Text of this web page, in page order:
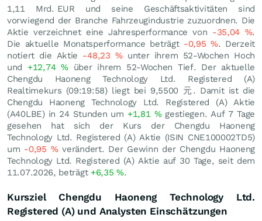
1,11 Mrd. EUR und seine Geschäftsaktivitäten sind
vorwiegend der Branche Fahrzeugindustrie zuzuordnen. Die
Aktie verzeichnet eine Jahresperformance von -35,04 %.
Die aktuelle Monatsperformance beträgt -0,95%. Derzeit
notiert die Aktie -48,23 %unter ihrem 52-Wochen Hoch
und +12,74%über ihrem 52-Wochen Tief. Der aktuelle
Chengdu Haoneng Technology Ltd. Registered (A)
Realtimekurs (09:19:58) liegt bei 9,5500 元. Damit ist die
Chengdu Haoneng Technology Ltd. Registered (A) Aktie
(A40LBE) in 24 Stunden um +1,81 %gestiegen. Auf 7 Tage
gesehen hat sich der Kurs der Chengdu Haoneng
Technology Ltd. Registered (A) Aktie (ISIN CNE100002TD5)
um -0,95 %verändert. Der Gewinn der Chengdu Haoneng
Technology Ltd. Registered (A) Aktie auf 30 Tage, seit dem
11.07.2026, beträgt +6,35%.
Kursziel Chengdu Haoneng Technology Ltd.
Registered (A) und Analysten Einschätzungen